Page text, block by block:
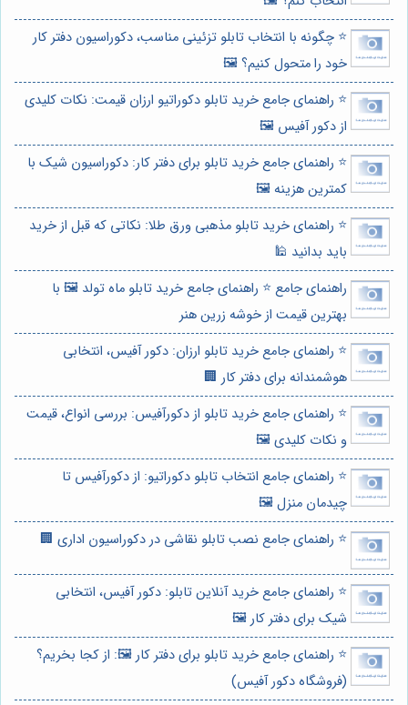
⭐️ چگونه با انتخاب تابلو تزئینی مناسب، دکوراسیون دفتر کار
خود را متحول کنیم؟ 🖼️
⭐️ راهنمای جامع خرید تابلو دکوراتیو ارزان قیمت: نکات کلیدی
از دکور آفیس 🖼️
⭐️ راهنمای جامع خرید تابلو برای دفتر کار: دکوراسیون شیک با
کمترین هزینه 🖼️
⭐️ راهنمای خرید تابلو مذهبی ورق طلا: نکاتی که قبل از خرید
باید بدانید 🕌
راهنمای جامع ⭐️ راهنمای جامع خرید تابلو ماه تولد 🖼️ با
بهترین قیمت از خوشه زرین هنر
⭐️ راهنمای جامع خرید تابلو ارزان: دکور آفیس، انتخابی
هوشمندانه برای دفتر کار 🏢
⭐️ راهنمای جامع خرید تابلو از دکورآفیس: بررسی انواع، قیمت
و نکات کلیدی 🖼️
⭐️ راهنمای جامع انتخاب تابلو دکوراتیو: از دکورآفیس تا
چیدمان منزل 🖼️
⭐️ راهنمای جامع نصب تابلو نقاشی در دکوراسیون اداری 🏢
⭐️ راهنمای جامع خرید آنلاین تابلو: دکور آفیس، انتخابی
شیک برای دفتر کار 🖼️
⭐️ راهنمای جامع خرید تابلو برای دفتر کار 🖼️: از کجا بخریم؟
(فروشگاه دکور آفیس)